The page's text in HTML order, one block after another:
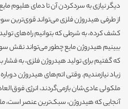
دیگر نیازی به سردکردن آن تا دمای هلیوم
از طرفی هیدروژن فلزی می‌تواند قوی‌ترین
کشف کرده، به شرطی که بتوانیم راه‌های تولید
ببینیم هیدروژن مایع چطور می‌تواند نقش
که گفتیم برای تولید هیدروژن فلزی، به فشار
زیاد نیازمندیم. وقتی اتم‌های هیدروژن
ملکولی عادی‌شان بازمی‌گردند، انرژی
آنجایی که هیدروژن، سبک‌ترین عنصر است،